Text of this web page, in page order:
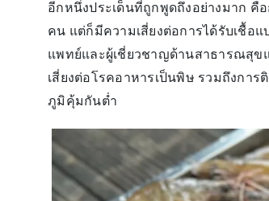
อีกหนึ่งประเด็นที่ถูกพูดถึงอย่างมาก คื
คน แต่ก็มีความเสี่ยงต่อการได้รับเชื้อ
แพทย์และผู้เชี่ยวชาญด้านสาธารณสุข
เสี่ยงต่อโรคอาหารเป็นพิษ รวมถึงการ
ภูมิคุ้มกันต่ำ